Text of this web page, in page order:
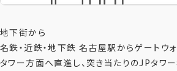
地下街から
名鉄・近鉄・地下鉄 名古屋駅からゲートウ
タワー方面へ直進し、突き当たりのJPタワ